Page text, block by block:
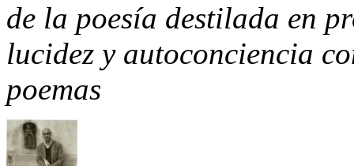
de la poesía destilada en
lucidez y autoconciencia
poemas